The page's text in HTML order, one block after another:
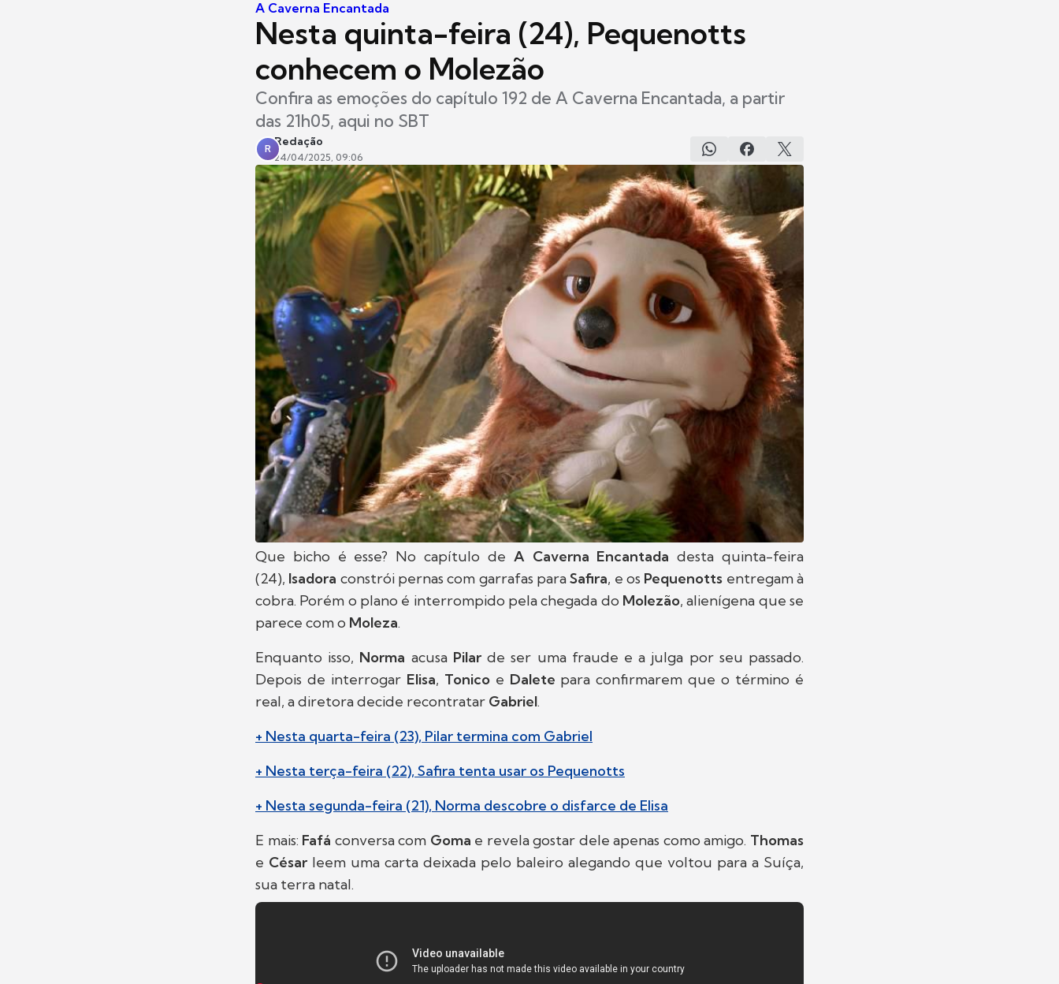
A Caverna Encantada
Nesta quinta-feira (24), Pequenotts
conhecem o Molezão
Confira as emoções do capítulo 192 de A Caverna Encantada, a partir
das 21h05, aqui no SBT
R
Redação
24/04/2025, 09:06
Que bicho é esse? No capítulo de A Caverna Encantada desta quinta-feira
(24), Isadora constrói pernas com garrafas paraSafira, e os Pequenotts entregam à
cobra. Porém o plano é interrompido pela chegada do Molezão, alienígena que se
parece com o Moleza.
Enquanto isso, Norma acusa Pilarde ser uma fraude e a julga por seu passado.
Depois de interrogar Elisa, Tonico e Dalete para confirmarem que o término é
real, a diretora decide recontratar Gabriel.
+ Nesta quarta-feira (23), Pilar termina com Gabriel
+ Nesta terça-feira (22), Safira tenta usar os Pequenotts
+ Nesta segunda-feira (21), Norma descobre o disfarce de Elisa
E mais: Fafá conversa com Goma e revela gostar dele apenas como amigo. Thomas
e César leem uma carta deixada pelo baleiro alegando que voltou para a Suíça,
sua terra natal.